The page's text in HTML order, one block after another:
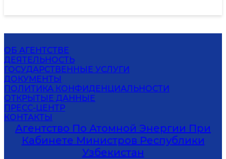
ОБ АГЕНТСТВЕ
ДЕЯТЕЛЬНОСТЬ
ГОСУДАРСТВЕННЫЕ УСЛУГИ
ДОКУМЕНТЫ
ПОЛИТИКА КОНФИДЕНЦИАЛЬНОСТИ
ОТКРЫТЫЕ ДАННЫЕ
ПРЕСС-ЦЕНТР
КОНТАКТЫ
Агентство По Атомной Энергии При
Кабинете Министров Республики
Узбекистан